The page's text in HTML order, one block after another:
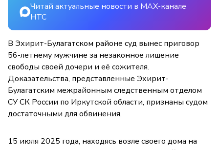
Читай актуальные новости в MAX-канале
НТС
В Эхирит-Булагатском районе суд вынес приговор
56-летнему мужчине за незаконное лишение
свободы своей дочери и её сожителя.
Доказательства, представленные Эхирит-
Булагатским межрайонным следственным отделом
СУ СК России по Иркутской области, признаны судом
достаточными для обвинения.
15 июля 2025 года, находясь возле своего дома на